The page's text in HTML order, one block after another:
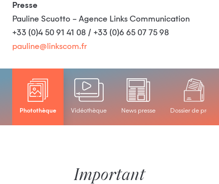
Presse
Pauline Scuotto – Agence Links Communication
+33 (0)4 50 91 41 08 / +33 (0)6 65 07 75 98
pauline@linkscom.fr
Photothèque Vidéothèque News presse Dossier de presse
Important